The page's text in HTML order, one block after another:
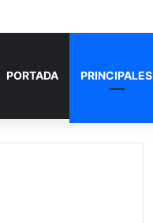
PORTADA PRINCIPALES